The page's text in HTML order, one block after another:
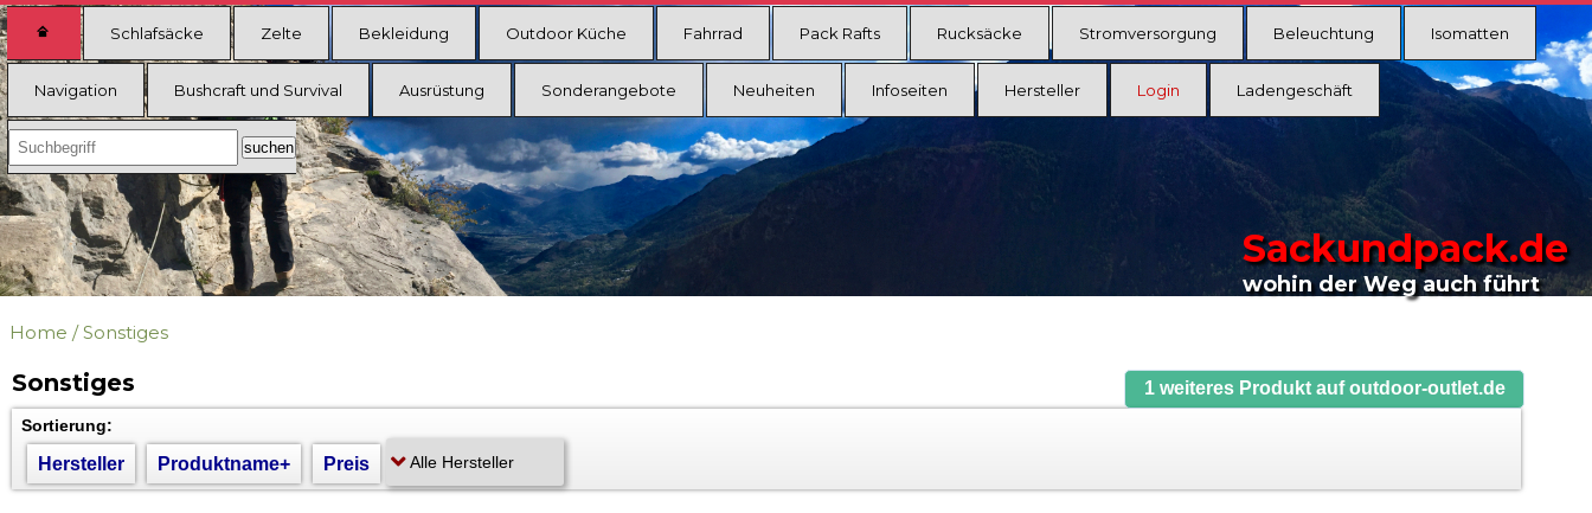
Schlafsäcke Zelte Bekleidung Outdoor Küche Fahrrad Pack Rafts Rucksäcke Stromversorgung Beleuchtung Isomatten
Navigation Bushcraft und Survival Ausrüstung Sonderangebote Neuheiten Infoseiten Hersteller Login Ladengeschäft
Sackundpack.de
wohin der Weg auch führt
Home /Sonstiges
Sonstiges 1 weiteres Produkt auf outdoor-outlet.de
Sortierung:
Hersteller Produktname+ Preis